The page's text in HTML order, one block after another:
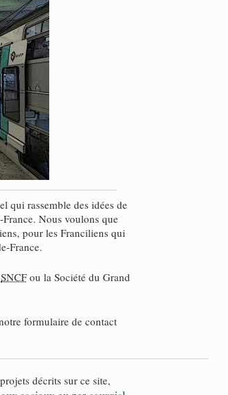
qui rassemble des idées de
Nous voulons que
pour les Franciliens qui
France.
SNCFou la Société du Grand
formulaire de contact
décrits sur ce site,